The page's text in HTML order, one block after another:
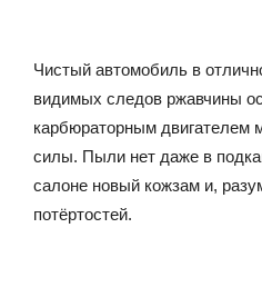
Чистый автомобиль в
видимых следов ржавчины
карбюраторным
силы. Пыли нет даже в
салоне новый кожзам и,
потёртостей.